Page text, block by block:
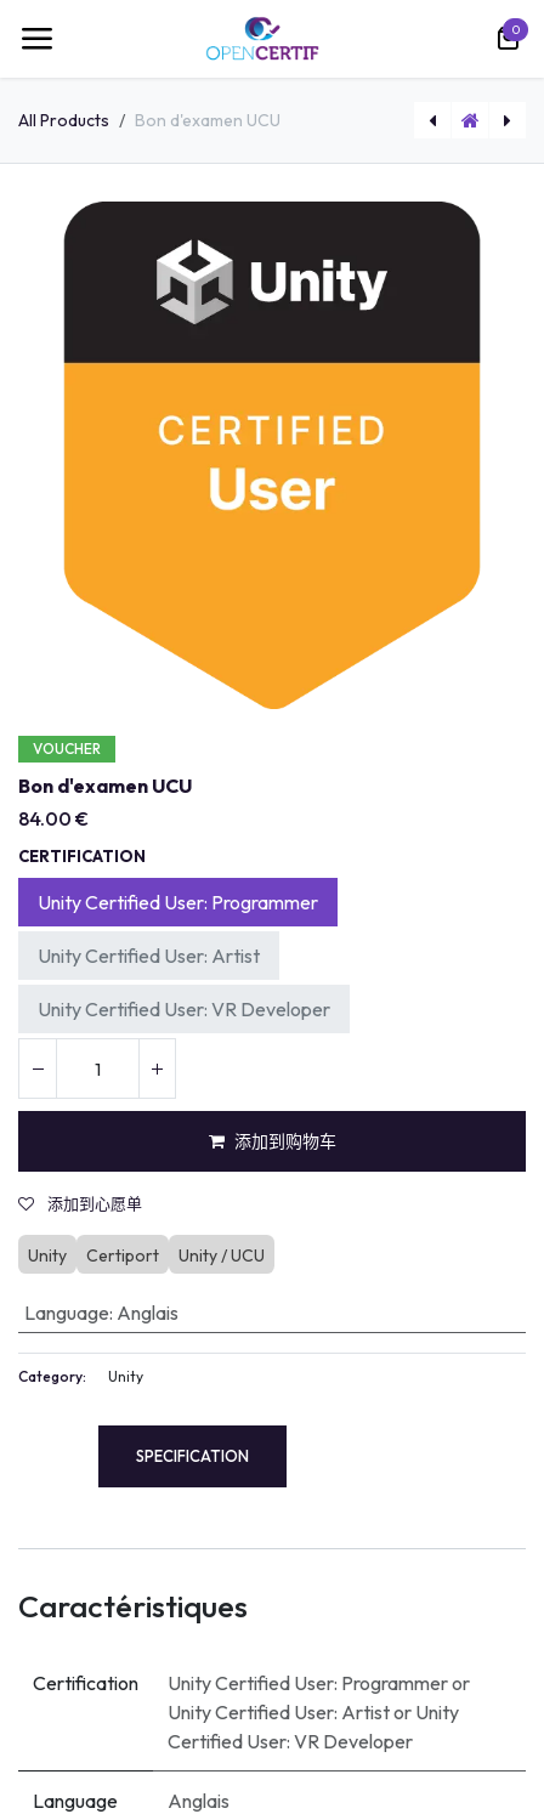
0
All Products Bon d'examen UCU
VOUCHER
Bon d'examen UCU
84.00 €
CERTIFICATION
Unity Certified User: Programmer
Unity Certified User: Artist
Unity Certified User: VR Developer
添加到购物车
添加到心愿单
Unity Certiport Unity / UCU
Language: Anglais
Category: Unity
SPECIFICATION
Caractéristiques
Certification Unity Certified User: Programmeror
Unity Certified User: Artistor Unity
Certified User: VR Developer
Language Anglais